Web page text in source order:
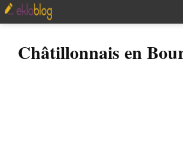
Châtillonnais en